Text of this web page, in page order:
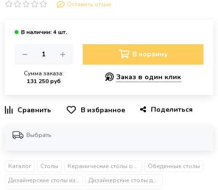
Оставить отзыв
Сумма заказа:
131 250 руб
В корзину
Заказ в один клик
В избранное Поделиться
Выбрать
Каталог Столы Керамические столы обеденные
Обеденные столы
Дизайнерские столы из металла
Дизайнерские столы для гостиной